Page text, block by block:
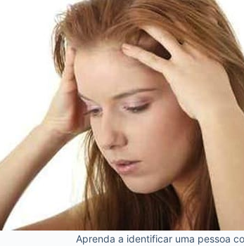
Aprenda a identificar uma pessoa